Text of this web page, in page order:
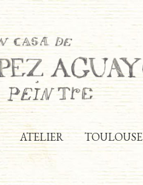
ATELIER TOULOUSE